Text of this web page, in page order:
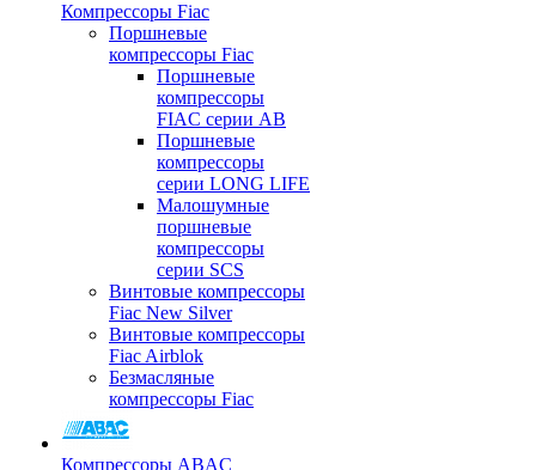
Компрессоры Fiac
Поршневые
компрессоры Fiac
Поршневые
компрессоры
FIAC серии AB
Поршневые
компрессоры
серии LONG LIFE
Малошумные
поршневые
компрессоры
серии SCS
Винтовые компрессоры
Fiac New Silver
Винтовые компрессоры
Fiac Airblok
Безмасляные
компрессоры Fiac
Компрессоры ABAC